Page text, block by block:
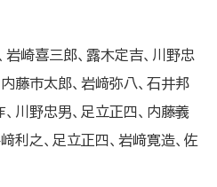
岩崎喜三郎、露木定吉、川野忠
藤市太郎、岩﨑弥八、石井邦
川野忠男、足立正四、内藤義
利之、足立正四、岩﨑寛造、佐